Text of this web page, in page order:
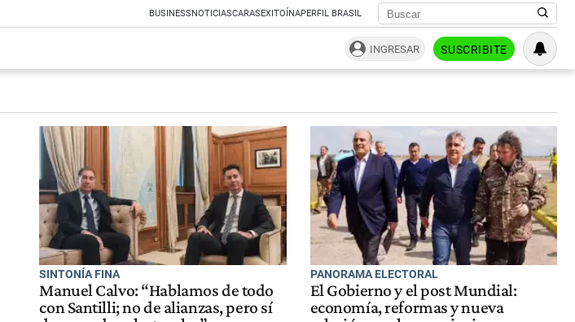
BUSINESSNOTICIASCARASEXITOÍNAPERFIL BRASIL
INGRESAR SUSCRIBITE
SINTONÍA FINA
Manuel Calvo: “Hablamos de todo
con Santilli; no de alianzas, pero sí
PANORAMA ELECTORAL
El Gobierno y el post Mundial:
economía, reformas y nueva